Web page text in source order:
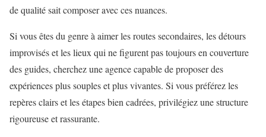
de qualité sait composer avec ces nuances.
Si vous êtes du genre à aimer les routes secondaires, les détours
improvisés et les lieux qui ne figurent pas toujours en couverture
des guides, cherchez une agence capable de proposer des
expériences plus souples et plus vivantes. Si vous préférez les
repères clairs et les étapes bien cadrées, privilégiez une structure
rigoureuse et rassurante.